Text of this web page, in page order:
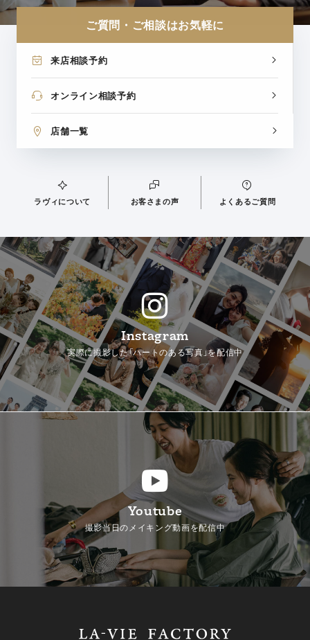
ご質問・ご相談はお気軽に
来店相談予約
オンライン相談予約
店舗一覧
ラヴィについて お客さまの声 よくあるご質問
Instagram
実際に撮影した「ハートのある写真」を配信中
Youtube
撮影当日のメイキング動画を配信中